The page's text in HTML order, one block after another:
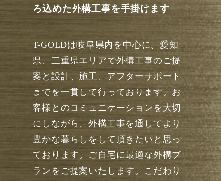
ろ込めた外構工事を手掛けます
T-GOLDは岐阜県内を中心に、愛知
県、三重県エリアで外構工事のご提
案と設計、施工、アフターサポート
までを一貫して行っております。お
客様とのコミュニケーションを大切
にしながら、外構工事を通してより
豊かな暮らしをして頂きたいと思っ
ております。ご自宅に最適な外構プ
ランをご提案いたします。こだわり